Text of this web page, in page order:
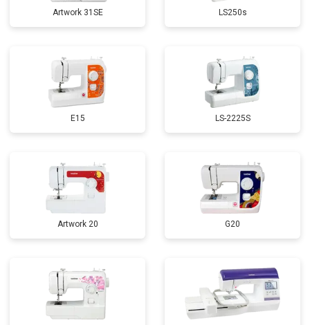
Artwork 31SE LS250s
E15 LS-2225S
Artwork 20 G20